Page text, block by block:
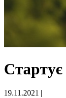
19.11.2021 |